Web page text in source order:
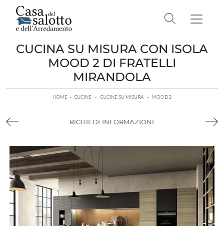
CUCINA SU MISURA CON ISOLA
MOOD 2 DI FRATELLI
MIRANDOLA
HOME - CUCINE - CUCINE SU MISURA - MOOD 2
RICHIEDI INFORMAZIONI